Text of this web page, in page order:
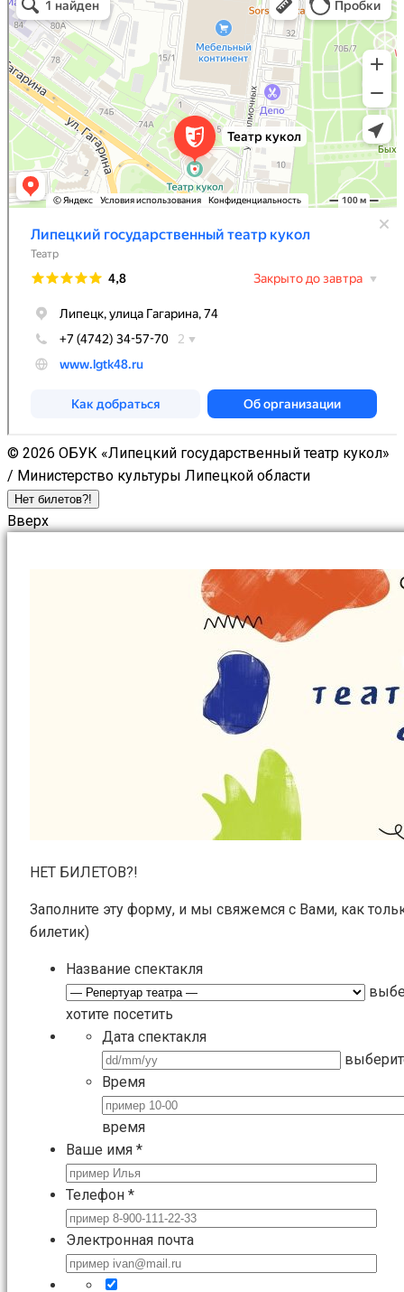
© 2026 ОБУК «Липецкий государственный театр кукол»
/ Министерство культуры Липецкой области
Нет билетов?!
Вверх
НЕТ БИЛЕТОВ?!
Заполните эту форму, и мы свяжемся с Вами, как
билетик)
Название спектакля
хотите посетить
Дата спектакля
Время
время
Ваше имя *
Телефон *
Электронная почта